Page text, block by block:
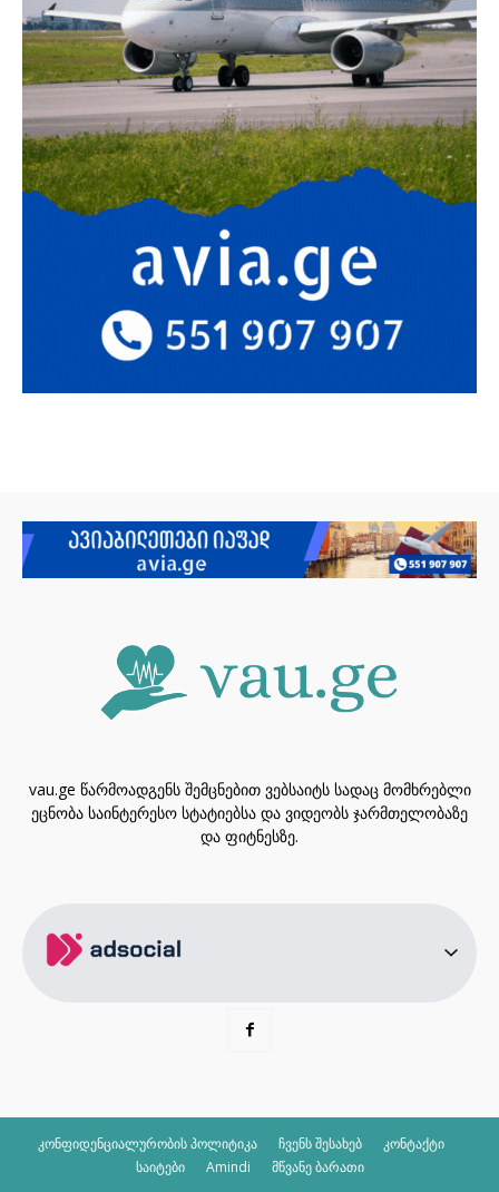
vau.ge წარმოადგენს შემცნებით ვებსაიტს სადაც მომხრებლი
ეცნობა საინტერესო სტატიებსა და ვიდეობს ჯარმთელობაზე
და ფიტნესზე.
კონფიდენციალურობის პოლიტიკა ჩვენს შესახებ
კონტაქტი
საიტები
Amindi მწვანე ბარათი